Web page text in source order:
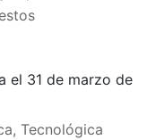
el 31 de marzo de
Tecnológica